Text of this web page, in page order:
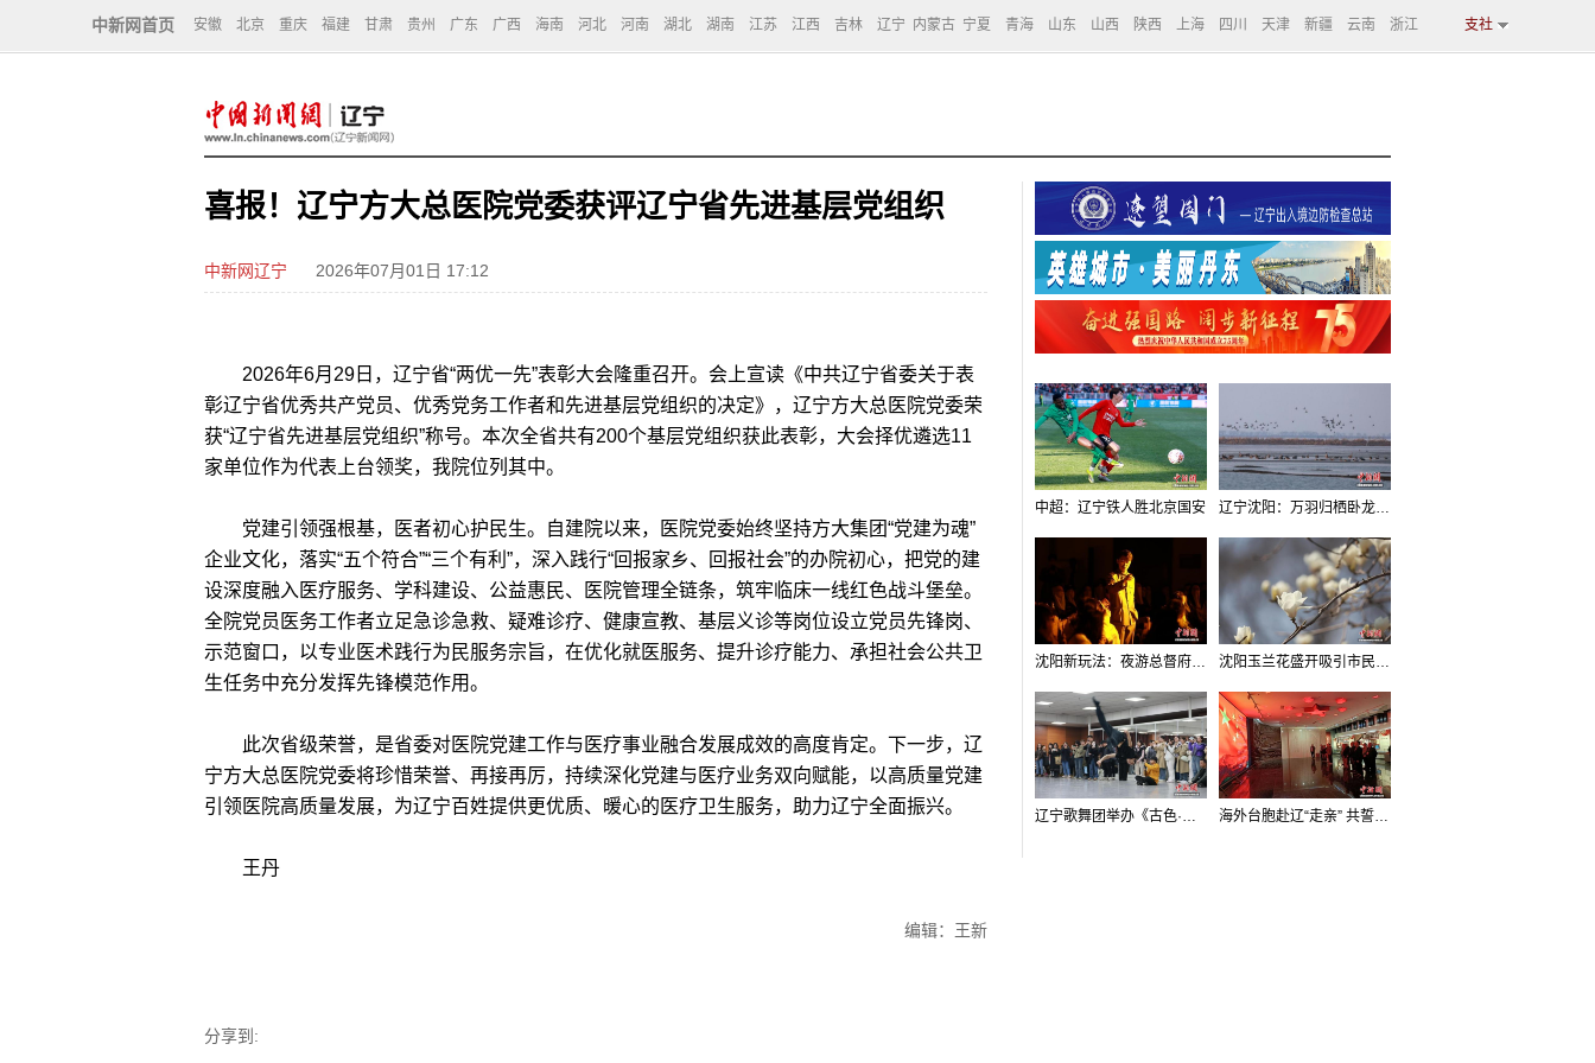
中新网首页 安徽 北京 重庆 福建 甘肃 贵州 广东 广西 海南 河北 河南 湖北 湖南 江苏 江西 吉林 辽宁 内蒙古 宁夏 青海 山东 山西 陕西 上海 四川 天津 新疆 云南 浙江 支社
喜报！辽宁方大总医院党委获评辽宁省先进基层党组织
中新网辽宁 2026年07月01日 17:12
2026年6月29日，辽宁省“两优一先”表彰大会隆重召开。会上宣读《中共辽宁省委关于表
彰辽宁省优秀共产党员、优秀党务工作者和先进基层党组织的决定》，辽宁方大总医院党委荣
获“辽宁省先进基层党组织”称号。本次全省共有200个基层党组织获此表彰，大会择优遴选11
家单位作为代表上台领奖，我院位列其中。
党建引领强根基，医者初心护民生。自建院以来，医院党委始终坚持方大集团“党建为魂”
企业文化，落实“五个符合”“三个有利”，深入践行“回报家乡、回报社会”的办院初心，把党的建
设深度融入医疗服务、学科建设、公益惠民、医院管理全链条，筑牢临床一线红色战斗堡垒。
全院党员医务工作者立足急诊急救、疑难诊疗、健康宣教、基层义诊等岗位设立党员先锋岗、
示范窗口，以专业医术践行为民服务宗旨，在优化就医服务、提升诊疗能力、承担社会公共卫
生任务中充分发挥先锋模范作用。
此次省级荣誉，是省委对医院党建工作与医疗事业融合发展成效的高度肯定。下一步，辽
宁方大总医院党委将珍惜荣誉、再接再厉，持续深化党建与医疗业务双向赋能，以高质量党建
引领医院高质量发展，为辽宁百姓提供更优质、暖心的医疗卫生服务，助力辽宁全面振兴。
王丹
编辑：王新
分享到:
中超：辽宁铁人胜北京国安 辽宁沈阳：万羽归栖卧龙湖看群鸟齐飞
沈阳新玩法：夜游总督府，当一回“赴宴者” 沈阳玉兰花盛开吸引市民打卡
辽宁歌舞团举办《古色·国宝辽宁》排练开放日活动 海外台胞赴辽“走亲” 共誓“和平初心”